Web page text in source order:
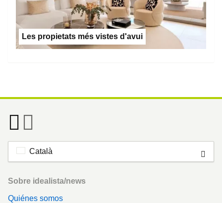
Les propietats més vistes d'avui
Català
Footer
Sobre idealista/news
Quiénes somos